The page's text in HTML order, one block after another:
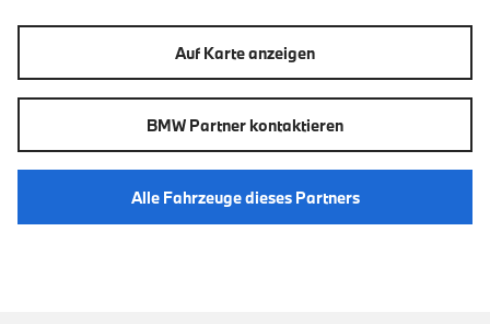
Auf Karte anzeigen
BMW Partner kontaktieren
Alle Fahrzeuge dieses Partners